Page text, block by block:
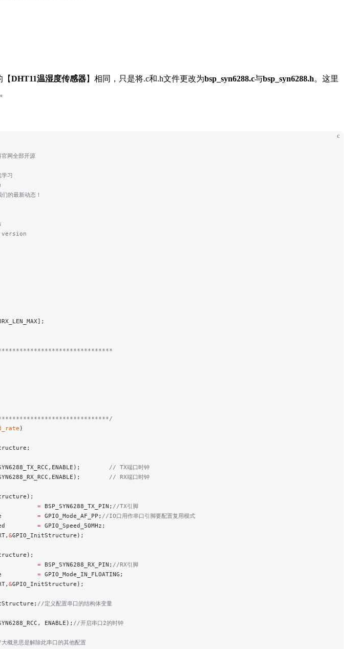
【DHT11温湿度传感器】相同，只是将.c和.h文件更改为bsp_syn6288.c与bsp_syn6288.h。这里
c
网全部开源
习
最新动态！
)
        // TX端口时钟
        // RX端口时钟
= BSP_SYN6288_TX_PIN; //TX引脚
= GPIO_Mode_AF_PP; //IO口用作串口引脚要配置复用模式
= GPIO_Speed_50MHz;
&GPIO_InitStructure);
= BSP_SYN6288_RX_PIN; //RX引脚
= GPIO_Mode_IN_FLOATING;
&GPIO_InitStructure);
//定义配置串口的结构体变量
ENABLE); //开启串口2的时钟
概意思是解除此串口的其他配置